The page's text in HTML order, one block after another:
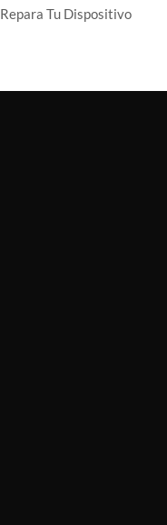
Repara Tu Dispositivo